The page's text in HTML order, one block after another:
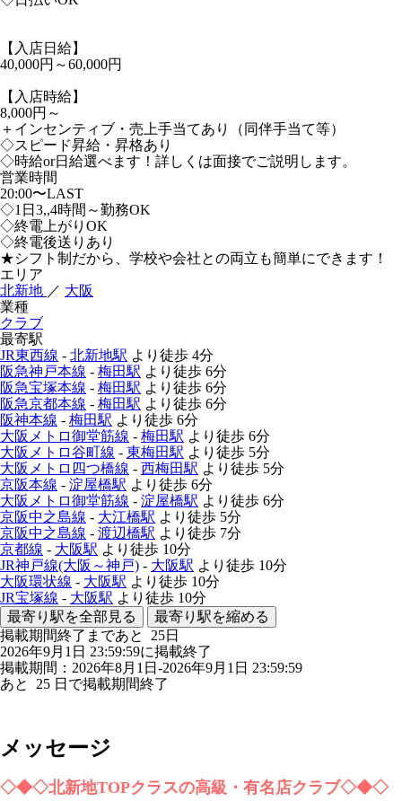
【入店日給】
40,000円～60,000円
【入店時給】
8,000円～
＋インセンティブ・売上手当てあり（同伴手当て等）
◇スピード昇給・昇格あり
◇時給or日給選べます！詳しくは面接でご説明します。
営業時間
20:00〜LAST
◇1日3,,4時間～勤務OK
◇終電上がりOK
◇終電後送りあり
★シフト制だから、学校や会社との両立も簡単にできます！
エリア
北新地 ／ 大阪
業種
クラブ
最寄駅
JR東西線 - 北新地駅 より徒歩 4分
阪急神戸本線 - 梅田駅 より徒歩 6分
阪急宝塚本線 - 梅田駅 より徒歩 6分
阪急京都本線 - 梅田駅 より徒歩 6分
阪神本線 - 梅田駅 より徒歩 6分
大阪メトロ御堂筋線 - 梅田駅 より徒歩 6分
大阪メトロ谷町線 - 東梅田駅 より徒歩 5分
大阪メトロ四つ橋線 - 西梅田駅 より徒歩 5分
京阪本線 - 淀屋橋駅 より徒歩 6分
大阪メトロ御堂筋線 - 淀屋橋駅 より徒歩 6分
京阪中之島線 - 大江橋駅 より徒歩 5分
京阪中之島線 - 渡辺橋駅 より徒歩 7分
京都線 - 大阪駅 より徒歩 10分
JR神戸線(大阪～神戸) - 大阪駅 より徒歩 10分
大阪環状線 - 大阪駅 より徒歩 10分
JR宝塚線 - 大阪駅 より徒歩 10分
最寄り駅を全部見る
最寄り駅を縮める
掲載期間終了まであと 25日
2026年9月1日 23:59:59に掲載終了
掲載期間：2026年8月1日-2026年9月1日 23:59:59
あと 25 日で掲載期間終了
メッセージ
◇◆◇北新地TOPクラスの高級・有名店クラブ◇◆◇